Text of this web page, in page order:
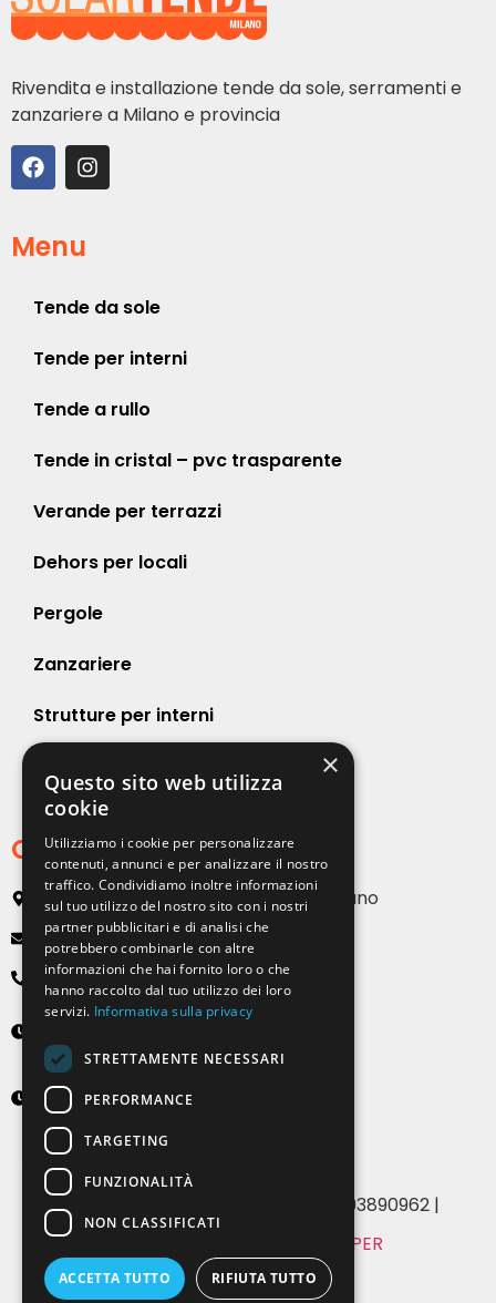
Rivendita e installazione tende da sole, serramenti e
zanzariere a Milano e provincia
Menu
Tende da sole
Tende per interni
Tende a rullo
Tende in cristal – pvc trasparente
Verande per terrazzi
Dehors per locali
Pergole
Zanzariere
Strutture per interni
Contatti
Via Emilia, 13 20090 Buccinasco – Milano
info@solartendemilano.it
+ 39 0239 931 187
Lunedì-Venerdì
8:30 - 12:30 e 14:00 - 18:00
Sabato
9:00 - 12:00 (solo su appuntamento)
© 2024 Solartende SRL | P.IVA 07393890962 |
BY WHITE PAPER
Privacy & Cookie Policy
×
Questo sito web utilizza
cookie
Utilizziamo i cookie per personalizzare
contenuti, annunci e per analizzare il nostro
traffico. Condividiamo inoltre informazioni
sul tuo utilizzo del nostro sito con i nostri
partner pubblicitari e di analisi che
potrebbero combinarle con altre
informazioni che hai fornito loro o che
hanno raccolto dal tuo utilizzo dei loro
servizi. Informativa sulla privacy
STRETTAMENTE NECESSARI
PERFORMANCE
TARGETING
FUNZIONALITÀ
NON CLASSIFICATI
ACCETTA TUTTO RIFIUTA TUTTO